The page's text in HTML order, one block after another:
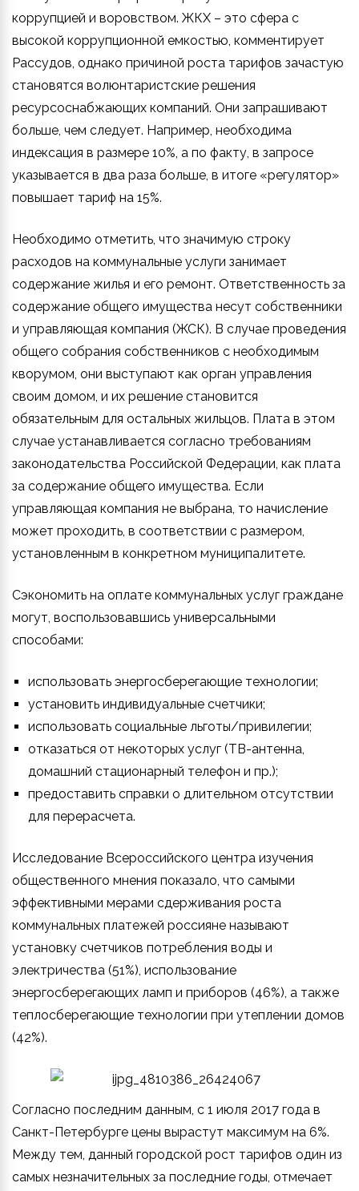
коррупцией и воровством. ЖКХ – это сфера с
высокой коррупционной емкостью, комментирует
Рассудов, однако причиной роста тарифов зачастую
становятся волюнтаристские решения
ресурсоснабжающих компаний. Они запрашивают
больше, чем следует. Например, необходима
индексация в размере 10%, а по факту, в запросе
указывается в два раза больше, в итоге «регулятор»
повышает тариф на 15%.
Необходимо отметить, что значимую строку
расходов на коммунальные услуги занимает
содержание жилья и его ремонт. Ответственность за
содержание общего имущества несут собственники
и управляющая компания (ЖСК). В случае проведения
общего собрания собственников с необходимым
кворумом, они выступают как орган управления
своим домом, и их решение становится
обязательным для остальных жильцов. Плата в этом
случае устанавливается согласно требованиям
законодательства Российской Федерации, как плата
за содержание общего имущества. Если
управляющая компания не выбрана, то начисление
может проходить, в соответствии с размером,
установленным в конкретном муниципалитете.
Сэкономить на оплате коммунальных услуг граждане
могут, воспользовавшись универсальными
способами:
использовать энергосберегающие технологии;
установить индивидуальные счетчики;
использовать социальные льготы/привилегии;
отказаться от некоторых услуг (ТВ-антенна,
домашний стационарный телефон и пр.);
предоставить справки о длительном отсутствии
для перерасчета.
Исследование Всероссийского центра изучения
общественного мнения показало, что самыми
эффективными мерами сдерживания роста
коммунальных платежей россияне называют
установку счетчиков потребления воды и
электричества (51%), использование
энергосберегающих ламп и приборов (46%), а также
теплосберегающие технологии при утеплении домов
(42%).
Согласно последним данным, с 1 июля 2017 года в
Санкт-Петербурге цены вырастут максимум на 6%.
Между тем, данный городской рост тарифов один из
самых незначительных за последние годы, отмечает